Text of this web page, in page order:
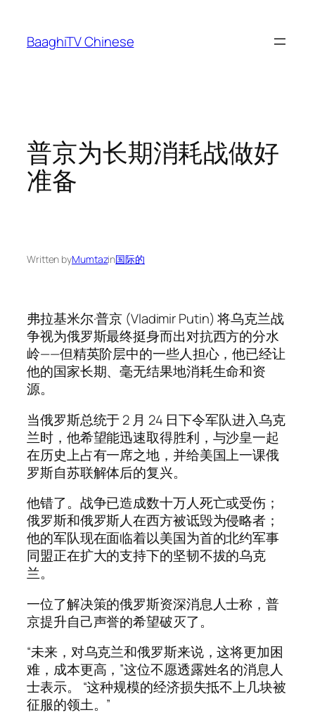
content
BaaghiTV Chinese
普京为长期消耗战做好
准备
Written byMumtazin国际的
弗拉基米尔·普京 (Vladimir Putin) 将乌克兰战
争视为俄罗斯最终挺身而出对抗西方的分水
岭——但精英阶层中的一些人担心，他已经让
他的国家长期、毫无结果地消耗生命和资
源。
当俄罗斯总统于 2 月 24 日下令军队进入乌克
兰时，他希望能迅速取得胜利，与沙皇一起
在历史上占有一席之地，并给美国上一课俄
罗斯自苏联解体后的复兴。
他错了。战争已造成数十万人死亡或受伤；
俄罗斯和俄罗斯人在西方被诋毁为侵略者；
他的军队现在面临着以美国为首的北约军事
同盟正在扩大的支持下的坚韧不拔的乌克
兰。
一位了解决策的俄罗斯资深消息人士称，普
京提升自己声誉的希望破灭了。
“未来，对乌克兰和俄罗斯来说，这将更加困
难，成本更高，”这位不愿透露姓名的消息人
士表示。 “这种规模的经济损失抵不上几块被
征服的领土。”